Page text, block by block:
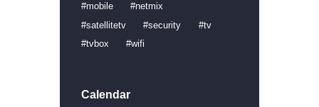
mobile
netmix
satellitetv
security
tv
tvbox
wifi
Calendar